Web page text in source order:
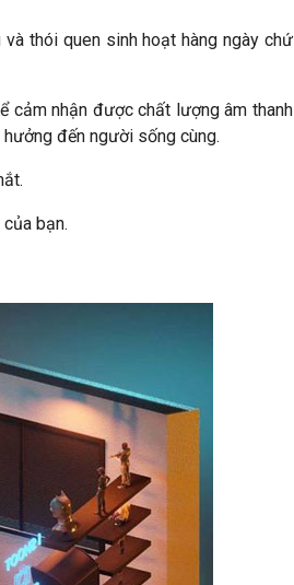
thói quen sinh hoạt hàng ngày chứ
cảm nhận được chất lượng âm thanh
đến người sống cùng.
bạn.